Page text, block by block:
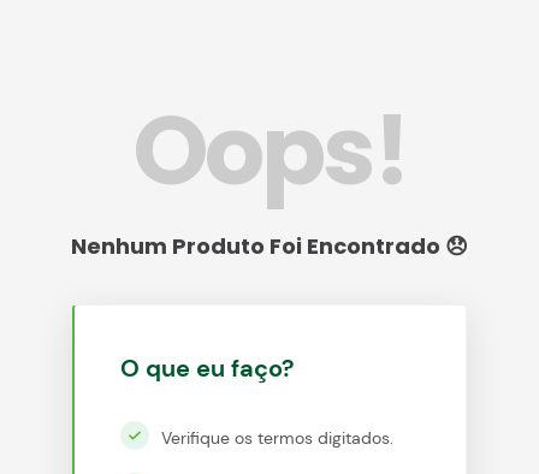
Oops!
O que eu faço?
Verifique os termos digitados.